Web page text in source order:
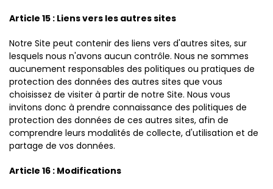
Article 15 : Liens vers les autres sites
Notre Site peut contenir des liens vers d'autres sites, sur
lesquels nous n'avons aucun contrôle. Nous ne sommes
aucunement responsables des politiques ou pratiques de
protection des données des autres sites que vous
choisissez de visiter à partir de notre Site. Nous vous
invitons donc à prendre connaissance des politiques de
protection des données de ces autres sites, afin de
comprendre leurs modalités de collecte, d'utilisation et de
partage de vos données.
Article 16 : Modifications